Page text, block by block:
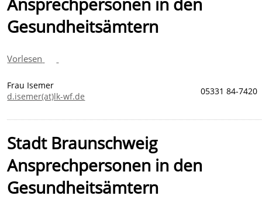
Gesundheitsämtern
Vorlesen
Frau Isemer
d.isemer(at)lk-wf.de
05331 84-7420
Stadt Braunschweig
Ansprechpersonen in den
Gesundheitsämtern